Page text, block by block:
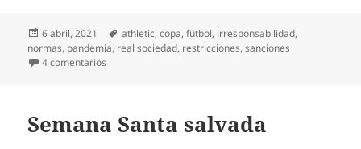
Publicado
el
6 abril, 2021 Etiquetas
athletic,copa,fútbol, irresponsabilidad,
normas, pandemia, real sociedad, restricciones,sanciones
4 comentarios
Semana Santa salvada